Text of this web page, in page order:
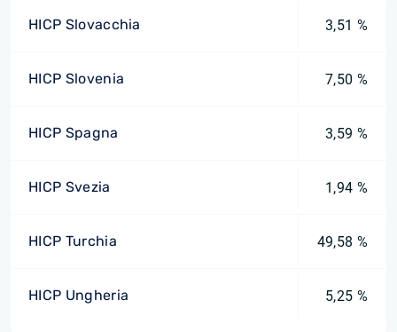
HICP Slovacchia 3,51 %
HICP Slovenia 7,50 %
HICP Spagna 3,59 %
HICP Svezia 1,94 %
HICP Turchia 49,58 %
HICP Ungheria 5,25 %